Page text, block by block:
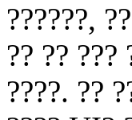
??????,
?? ?? ???
????. ??